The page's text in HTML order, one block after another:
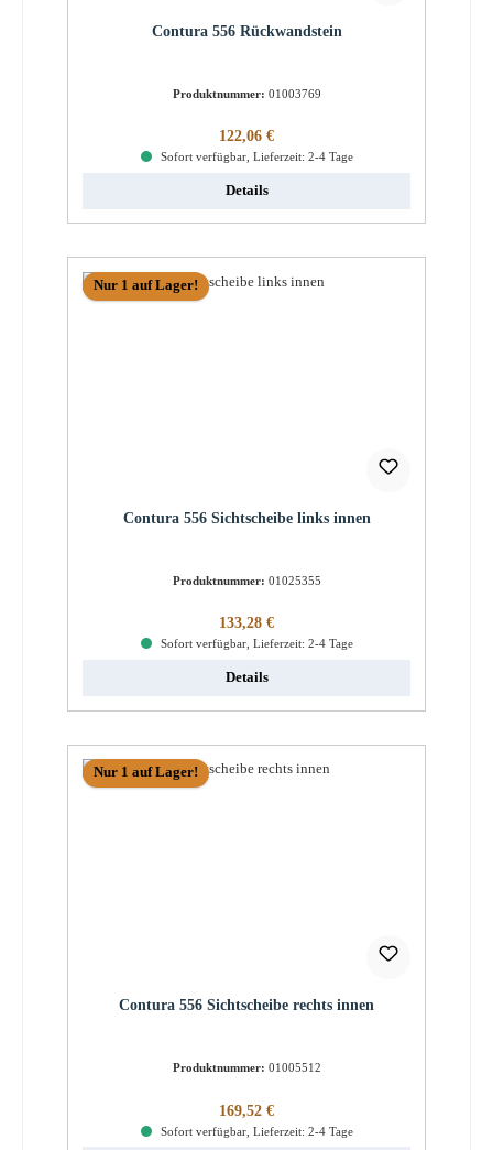
Contura 556 Rückwandstein
Produktnummer: 01003769
Regulärer Preis:
122,06 €
Sofort verfügbar, Lieferzeit: 2-4 Tage
Details
Nur 1 auf Lager!
Contura 556 Sichtscheibe links innen
Produktnummer: 01025355
Regulärer Preis:
133,28 €
Sofort verfügbar, Lieferzeit: 2-4 Tage
Details
Nur 1 auf Lager!
Contura 556 Sichtscheibe rechts innen
Produktnummer: 01005512
Regulärer Preis:
169,52 €
Sofort verfügbar, Lieferzeit: 2-4 Tage